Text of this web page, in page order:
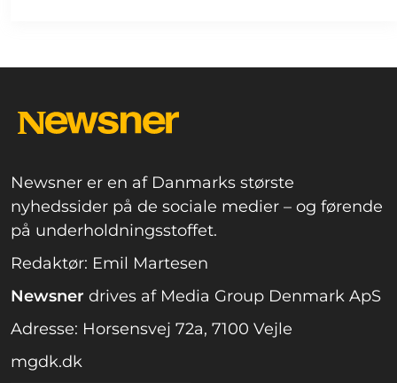
Newsner er en af Danmarks største
nyhedssider på de sociale medier – og førende
på underholdningsstoffet.
Redaktør: Emil Martesen
Newsner drives af Media Group Denmark ApS
Adresse: Horsensvej 72a, 7100 Vejle
mgdk.dk